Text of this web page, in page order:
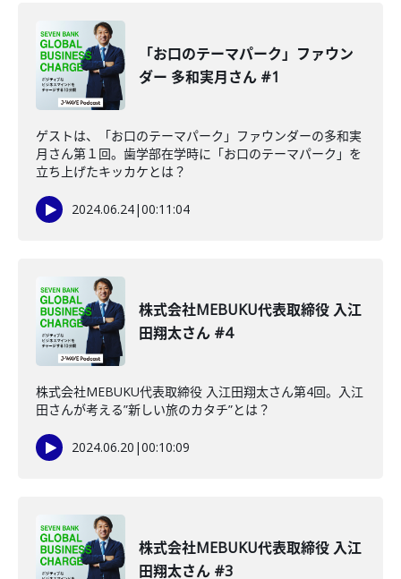
「お口のテーマパーク」ファウン
ダー 多和実月さん #1
ゲストは、「お口のテーマパーク」ファウンダーの多和実
月さん第１回。歯学部在学時に「お口のテーマパーク」を
立ち上げたキッカケとは？
2024.06.24|00:11:04
株式会社MEBUKU代表取締役 入江
田翔太さん #4
株式会社MEBUKU代表取締役 入江田翔太さん第4回。入江
田さんが考える”新しい旅のカタチ”とは？
2024.06.20 |00:10:09
株式会社MEBUKU代表取締役 入江
田翔太さん #3